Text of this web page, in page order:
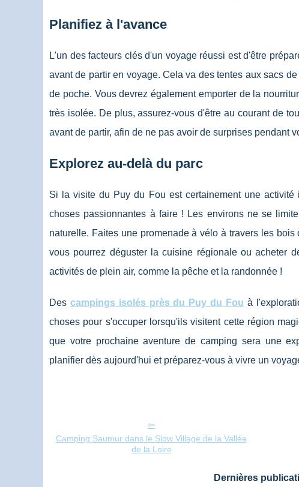
Planifiez à l'avance
L'un des facteurs clés d'un voyage réussi est d'être
avant de partir en voyage. Cela va des tentes aux sacs
de poche. Vous devrez également emporter de la
très isolée. De plus, assurez-vous d'être au courant de
avant de partir, afin de ne pas avoir de surprises pendant
Explorez au-delà du parc
Si la visite du Puy du Fou est certainement une
choses passionnantes à faire ! Les environs ne se
naturelle. Faites une promenade à vélo à travers les
vous pourrez déguster la cuisine régionale ou acheter
activités de plein air, comme la pêche et la randonnée !
Des campings isolés près du Puy du Fou à
choses pour s'occuper lorsqu'ils visitent cette région
que votre prochaine aventure de camping sera une
planifier dès aujourd'hui et préparez-vous à vivre un
Camping Saumur dans le Slow Village de la Vallée
de la Loire
Dernières